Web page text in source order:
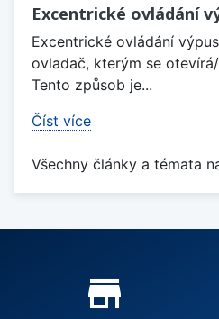
Excentrické ovládání
Excentrické ovládání
ovladač, kterým se
Tento způsob je...
Číst více
Všechny články a témata
Proč nakupovat u nás?
store_mall_directory